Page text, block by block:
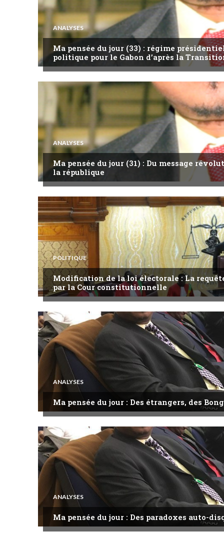
ANALYSES
Ma pensée du jour (33) : régime
politique pour le Gabon d’après la
ANALYSES
Ma pensée du jour (31) : Du message
la république
POLITIQUE
Modification de la loi électorale : La
par la Cour constitutionnelle
ANALYSES
Ma pensée du jour : Des étrangers, des
ANALYSES
Ma pensée du jour : Des paradoxes auto-